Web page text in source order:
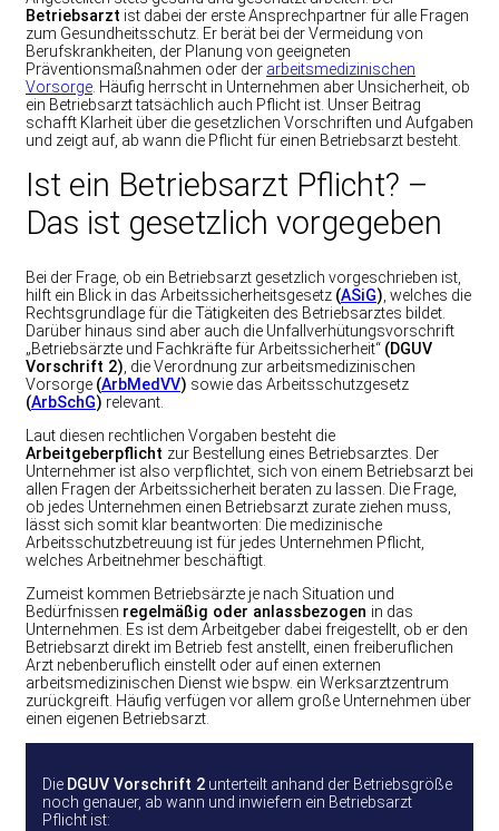
Betriebsarzt ist dabei der erste Ansprechpartner für alle Fragen
zum Gesundheitsschutz. Er berät bei der Vermeidung von
Berufskrankheiten, der Planung von geeigneten
Präventionsmaßnahmen oder der arbeitsmedizinischen
Vorsorge . Häufig herrscht in Unternehmen aber Unsicherheit, ob
ein Betriebsarzt tatsächlich auch Pflicht ist. Unser Beitrag
schafft Klarheit über die gesetzlichen Vorschriften und Aufgaben
und zeigt auf, ab wann die Pflicht für einen Betriebsarzt besteht.
Ist ein Betriebsarzt Pflicht? –
Das ist gesetzlich vorgegeben
Bei der Frage, ob ein Betriebsarzt gesetzlich vorgeschrieben ist,
hilft ein Blick in das Arbeitssicherheitsgesetz (ASiG) , welches die
Rechtsgrundlage für die Tätigkeiten des Betriebsarztes bildet.
Darüber hinaus sind aber auch die Unfallverhütungsvorschrift
„Betriebsärzte und Fachkräfte für Arbeitssicherheit“ (DGUV
Vorschrift 2) , die Verordnung zur arbeitsmedizinischen
Vorsorge (ArbMedVV) sowie das Arbeitsschutzgesetz
(ArbSchG) relevant.
Laut diesen rechtlichen Vorgaben besteht die
Arbeitgeberpflicht zur Bestellung eines Betriebsarztes. Der
Unternehmer ist also verpflichtet, sich von einem Betriebsarzt bei
allen Fragen der Arbeitssicherheit beraten zu lassen. Die Frage,
ob jedes Unternehmen einen Betriebsarzt zurate ziehen muss,
lässt sich somit klar beantworten: Die medizinische
Arbeitsschutzbetreuung ist für jedes Unternehmen Pflicht,
welches Arbeitnehmer beschäftigt.
Zumeist kommen Betriebsärzte je nach Situation und
Bedürfnissen regelmäßig oder anlassbezogen in das
Unternehmen. Es ist dem Arbeitgeber dabei freigestellt, ob er den
Betriebsarzt direkt im Betrieb fest anstellt, einen freiberuflichen
Arzt nebenberuflich einstellt oder auf einen externen
arbeitsmedizinischen Dienst wie bspw. ein Werksarztzentrum
zurückgreift. Häufig verfügen vor allem große Unternehmen über
einen eigenen Betriebsarzt.
Die DGUV Vorschrift 2 unterteilt anhand der Betriebsgröße
noch genauer, ab wann und inwiefern ein Betriebsarzt
Pflicht ist: